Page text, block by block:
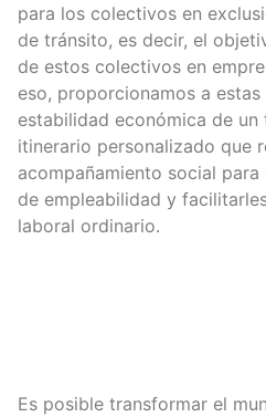
para los colectivos en
de tránsito, es decir, el
de estos colectivos en
eso, proporcionamos a
estabilidad económica de un
itinerario personalizado que
acompañamiento social
de empleabilidad y
laboral ordinario.
Es posible transformar el